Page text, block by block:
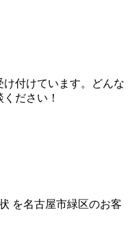
付けています。どんな
ださい！
を名古屋市緑区のお客